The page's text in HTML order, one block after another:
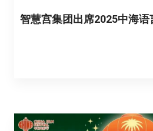
智慧宫集团出席2025中海语